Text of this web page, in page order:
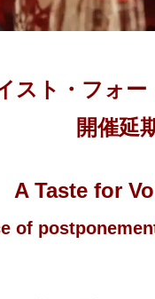
スト・フォー
開催延
A Taste for
of